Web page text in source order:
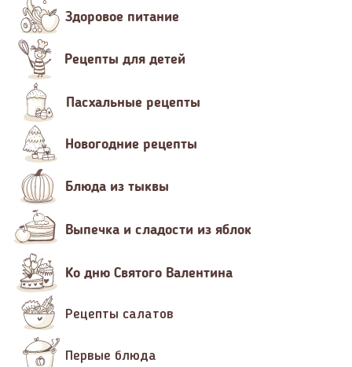
Здоровое питание
Рецепты для детей
Пасхальные рецепты
Новогодние рецепты
Блюда из тыквы
Выпечка и сладости из яблок
Ко дню Святого Валентина
Рецепты салатов
Первые блюда